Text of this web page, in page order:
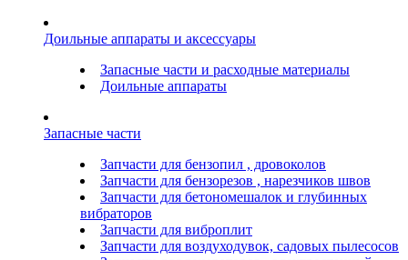
Доильные аппараты и аксессуары
Запасные части и расходные материалы
Доильные аппараты
Запасные части
Запчасти для бензопил , дровоколов
Запчасти для бензорезов , нарезчиков швов
Запчасти для бетономешалок и глубинных
вибраторов
Запчасти для виброплит
Запчасти для воздуходувок, садовых пылесосов